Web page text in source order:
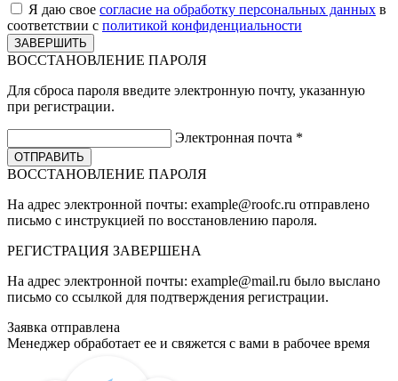
Я даю свое согласие на обработку персональных данных в
соответствии с политикой конфиденциальности
ВОССТАНОВЛЕНИЕ ПАРОЛЯ
Для сброса пароля введите электронную почту, указанную
при регистрации.
Электронная почта *
ВОССТАНОВЛЕНИЕ ПАРОЛЯ
На адрес электронной почты: example@roofc.ru отправлено
письмо с инструкцией по восстановлению пароля.
РЕГИСТРАЦИЯ ЗАВЕРШЕНА
На адрес электронной почты: example@mail.ru было выслано
письмо со ссылкой для подтверждения регистрации.
Заявка отправлена
Менеджер обработает ее и свяжется с вами в рабочее время